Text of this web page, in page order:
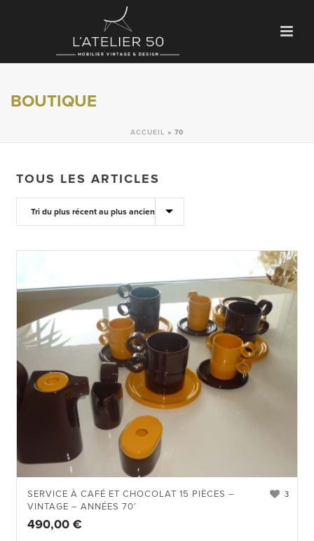
BOUTIQUE
ACCUEIL » 70
TOUS LES ARTICLES
3
SERVICE À CAFÉ ET CHOCOLAT 15 PIÈCES –
VINTAGE – ANNÉES 70′
490,00 €